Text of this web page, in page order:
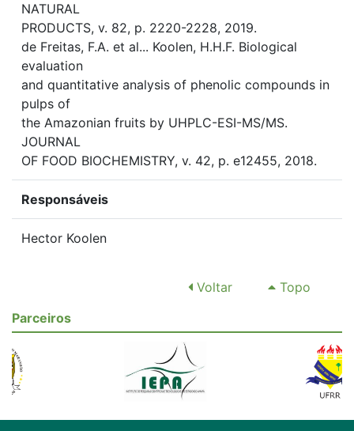
NATURAL
PRODUCTS, v. 82, p. 2220-2228, 2019.
de Freitas, F.A. et al... Koolen, H.H.F. Biological
evaluation
and quantitative analysis of phenolic compounds in
pulps of
the Amazonian fruits by UHPLC-ESI-MS/MS.
JOURNAL
OF FOOD BIOCHEMISTRY, v. 42, p. e12455, 2018.
Responsáveis
Hector Koolen
Voltar
Topo
Parceiros